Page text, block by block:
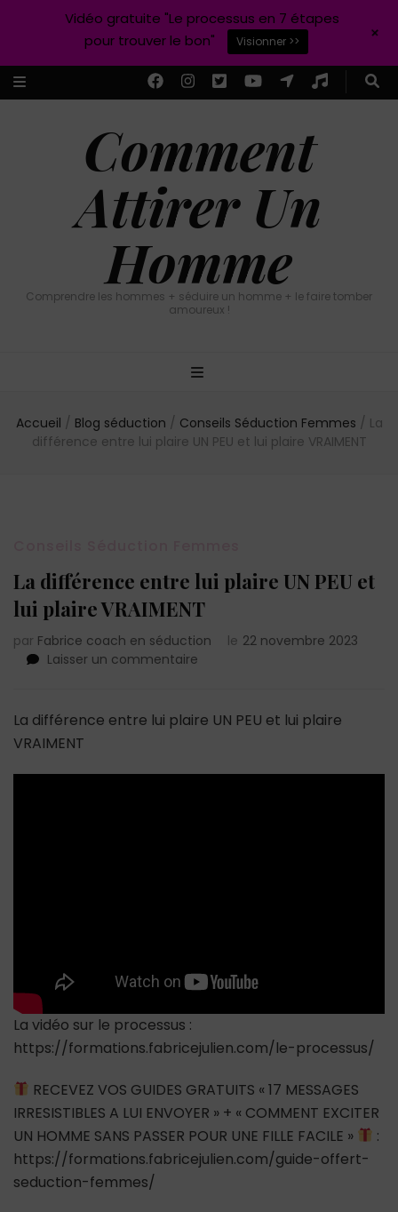
Comment
Attirer Un
Homme
Comprendre les hommes + séduire un homme + le faire tomber
amoureux !
Accueil / Blog séduction / Conseils Séduction Femmes / La
différence entre lui plaire UN PEU et lui plaire VRAIMENT
La différence entre lui plaire UN PEU et
lui plaire VRAIMENT
par Fabrice coach en séduction le 22 novembre 2023
Laisser un commentaire
entre
UN
La différence entre lui plaire UN PEU et lui plaire
VRAIMENT
La vidéo sur le processus :
https://formations.fabricejulien.com/le-processus/
RECEVEZ VOS GUIDES GRATUITS « 17 MESSAGES
IRRESISTIBLES A LUI ENVOYER » + « COMMENT EXCITER
UN HOMME SANS PASSER POUR UNE FILLE FACILE »
:
https://formations.fabricejulien.com/guide-offert-
seduction-femmes/
Vidéo gratuite "Le processus en 7 étapes
pour trouver le bon"
Visionner >> +